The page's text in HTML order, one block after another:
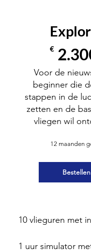
€
Voor de
beginner die
stappen in de
zetten en de
vliegen wil
12 maanden
Bestellen
10 vlieguren met
1 uur simulator